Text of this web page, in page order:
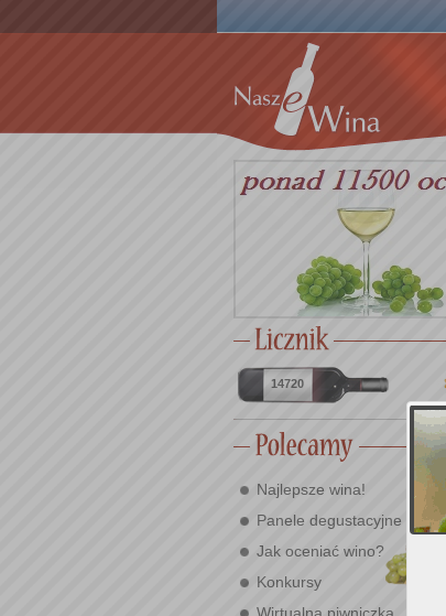
14720
Najlepsze wina!
Panele degustacyjne
Jak oceniać wino?
Konkursy